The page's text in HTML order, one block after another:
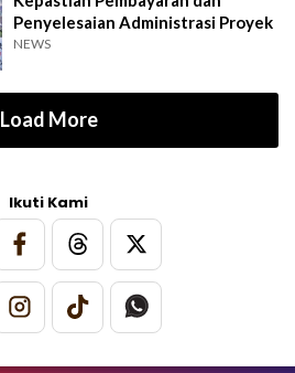
Penyelesaian Administrasi Proyek
NEWS
Load More
Ikuti Kami